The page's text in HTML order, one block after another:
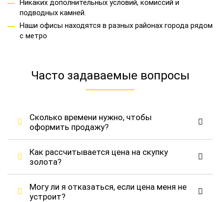
Никаких дополнительных условий, комиссий и
подводных камней.
Наши офисы находятся в разных районах города рядом
с метро
Часто задаваемые вопросы
Сколько времени нужно, чтобы
оформить продажу?
Как рассчитывается цена на скупку
золота?
Могу ли я отказаться, если цена меня не
устроит?